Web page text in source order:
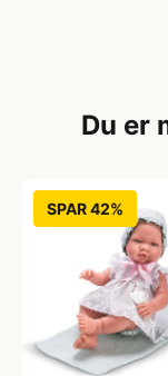
Du er
SPAR 42%